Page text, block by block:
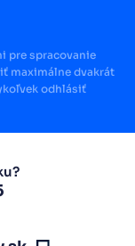
pre spracovanie
maximálne dvakrát
odhlásiť